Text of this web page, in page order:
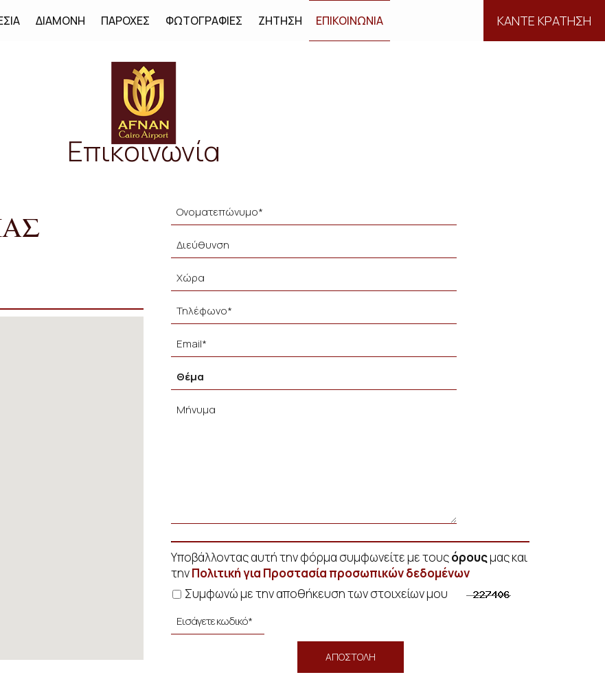
ΚΑΝΤΕ ΚΡΑΤΗΣΗ
ΔΙΑΜΟΝΉ ΠΑΡΟΧΈΣ ΦΩΤΟΓΡΑΦΊΕΣ ΖΉΤΗΣΗ ΕΠΙΚΟΙΝΩΝΊΑ
Επικοινωνία
Υποβάλλοντας αυτή την φόρμα συμφωνείτε με τουςόρουςμας και
τηνΠολιτική για Προστασία προσωπικών δεδομένων
Συμφωνώ με την αποθήκευση των στοιχείων μου
ΑΠΟΣΤΟΛΉ